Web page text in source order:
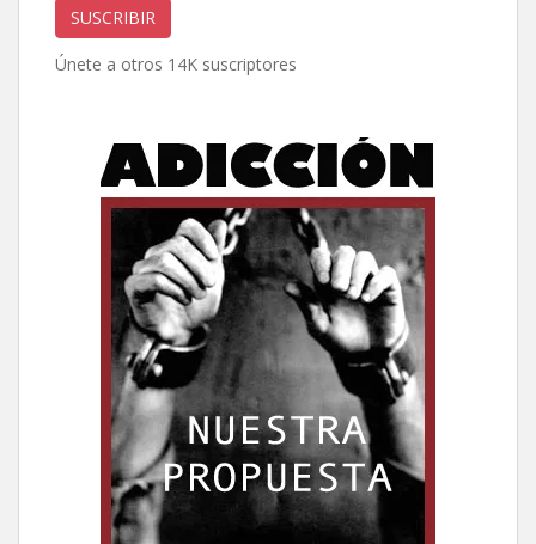
correo
electrónico
SUSCRIBIR
Únete a otros 14K suscriptores